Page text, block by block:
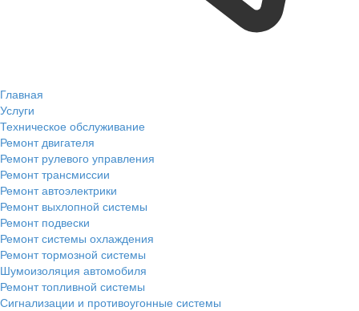
Главная
Услуги
Техническое обслуживание
Ремонт двигателя
Ремонт рулевого управления
Ремонт трансмиссии
Ремонт автоэлектрики
Ремонт выхлопной системы
Ремонт подвески
Ремонт системы охлаждения
Ремонт тормозной системы
Шумоизоляция автомобиля
Ремонт топливной системы
Сигнализации и противоугонные системы